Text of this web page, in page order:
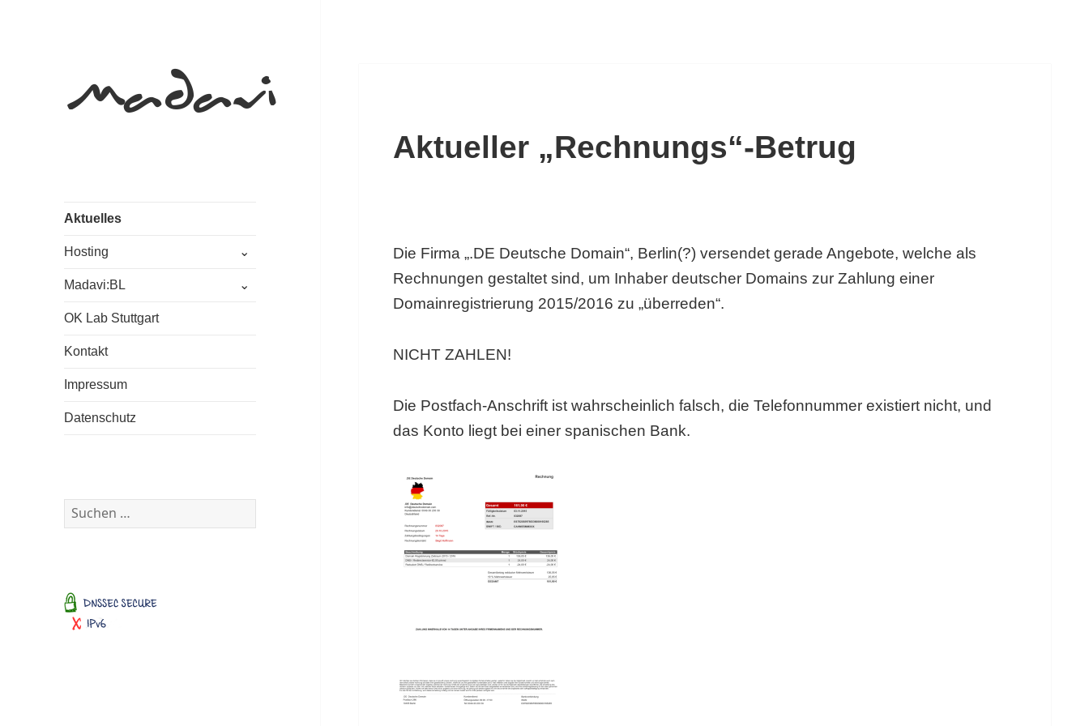
Madavi
Aktuelles
Hosting
öffnen
Madavi:BL
öffnen
OK Lab Stuttgart
Kontakt
Impressum
Datenschutz
Suchen
nach:
Aktueller „Rechnungs“-Betrug
Die Firma „.DE Deutsche Domain“, Berlin(?) versendet gerade Angebote, welche als
Rechnungen gestaltet sind, um Inhaber deutscher Domains zur Zahlung einer
Domainregistrierung 2015/2016 zu „überreden“.
NICHT ZAHLEN!
Die Postfach-Anschrift ist wahrscheinlich falsch, die Telefonnummer existiert nicht, und
das Konto liegt bei einer spanischen Bank.